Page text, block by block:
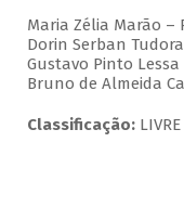
Maria Zélia Marão –
Dorin Serban
Gustavo Pinto
Bruno de Almeida
Classificação:LIVRE